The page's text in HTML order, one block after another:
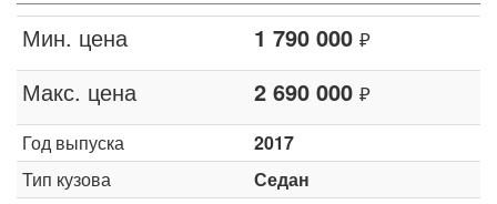
Мин. цена 1 790 000 ₽
Макс. цена 2 690 000 ₽
Год выпуска
2017
Тип кузова
Седан